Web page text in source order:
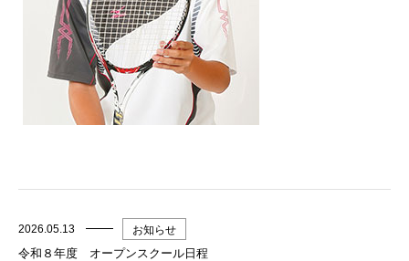
2026.05.13 お知らせ
令和８年度 オープンスクール日程